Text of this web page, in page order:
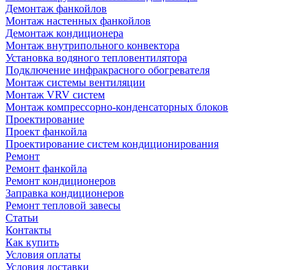
Демонтаж фанкойлов
Монтаж настенных фанкойлов
Демонтаж кондиционера
Монтаж внутрипольного конвектора
Установка водяного тепловентилятора
Подключение инфракрасного обогревателя
Монтаж системы вентиляции
Монтаж VRV систем
Монтаж компрессорно-конденсаторных блоков
Проектирование
Проект фанкойла
Проектирование систем кондиционирования
Ремонт
Ремонт фанкойла
Ремонт кондиционеров
Заправка кондиционеров
Ремонт тепловой завесы
Статьи
Контакты
Как купить
Условия оплаты
Условия доставки